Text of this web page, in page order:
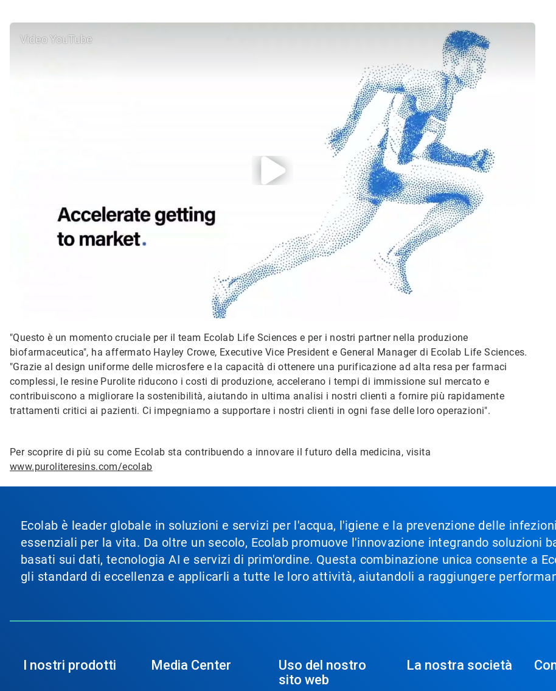
Video YouTube
"Questo è un momento cruciale per il team Ecolab Life Sciences e per i nostri partner nella produzione
biofarmaceutica", ha affermato Hayley Crowe, Executive Vice President e General Manager di Ecolab Life Sciences.
"Grazie al design uniforme delle microsfere e la capacità di ottenere una purificazione ad alta resa per farmaci
complessi, le resine Purolite riducono i costi di produzione, accelerano i tempi di immissione sul mercato e
contribuiscono a migliorare la sostenibilità, aiutando in ultima analisi i nostri clienti a fornire più rapidamente
trattamenti critici ai pazienti. Ci impegniamo a supportare i nostri clienti in ogni fase delle loro operazioni".
Per scoprire di più su come Ecolab sta contribuendo a innovare il futuro della medicina, visita
www.puroliteresins.com/ecolab
Ecolab è leader globale in soluzioni e servizi per l'acqua, l'igiene e la prevenzione delle
essenziali per la vita. Da oltre un secolo, Ecolab promuove l'innovazione integrando soluzioni
basati sui dati, tecnologia AI e servizi di prim'ordine. Questa combinazione unica consente a
gli standard di eccellenza e applicarli a tutte le loro attività, aiutandoli a raggiungere
I nostri prodotti Media Center
Uso del nostro
sito web
La nostra società